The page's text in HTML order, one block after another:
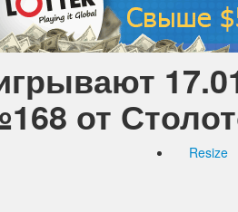
от
Resize